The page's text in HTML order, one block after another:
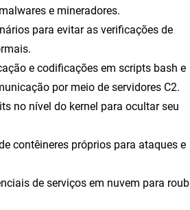
e mineradores.
para evitar as verificações de
e codificações em scripts bash e
por meio de servidores C2.
no nível do kernel para ocultar seu
contêineres próprios para ataques e
de serviços em nuvem para